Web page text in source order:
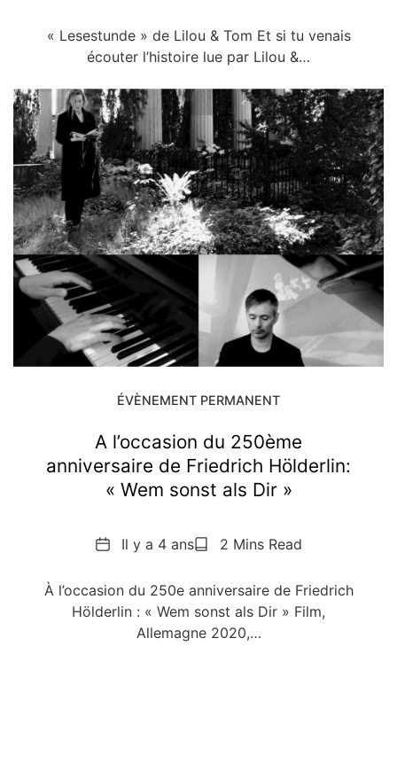
« Lesestunde » de Lilou & Tom Et si tu venais
écouter l’histoire lue par Lilou &…
ÉVÈNEMENT PERMANENT
A l’occasion du 250ème
anniversaire de Friedrich Hölderlin:
« Wem sonst als Dir »
DateIl y a 4 ansReading2 Mins Read
À l’occasion du 250e anniversaire de Friedrich
Hölderlin : « Wem sonst als Dir » Film,
Allemagne 2020,…